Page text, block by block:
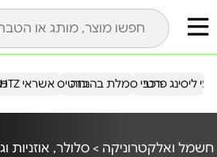
כרטיס אשראי HTZ ליסינג פרטירכבי סמלת בהנחה
חשמל ואלקטרוניקה > סלולר, אוזניות